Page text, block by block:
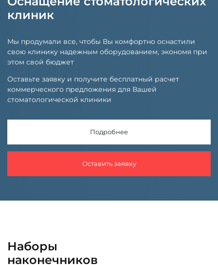
клиник
Мы продумали все, чтобы Вы комфортно оснастили
свою клинику надежным оборудованием, экономя при
этом свой бюджет
Оставьте заявку и получите бесплатный расчет
коммерческого предложения для Вашей
стоматологической клиники
Подробнее
Оставить заявку
Наборы
наконечников